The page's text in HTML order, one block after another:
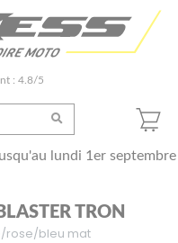
: 4.8/5
lundi 1er septembre
TRON
rose/bleu mat